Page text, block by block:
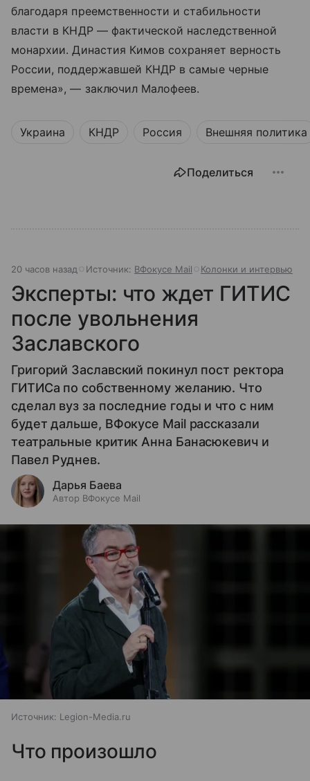
благодаря преемственности и стабильности
власти в КНДР — фактической наследственной
монархии. Династия Кимов сохраняет верность
России, поддержавшей КНДР в самые черные
времена», — заключил Малофеев.
Украина КНДР Россия Внешняя политика
Поделиться
20 часов назад Источник: ВФокусе Mail Колонки и интервью
Эксперты: что ждет ГИТИС
после увольнения
Заславского
Григорий Заславский покинул пост ректора
ГИТИСа по собственному желанию. Что
сделал вуз за последние годы и что с ним
будет дальше, ВФокусе Mail рассказали
театральные критик Анна Банасюкевич и
Павел Руднев.
Дарья Баева
Автор ВФокусе Mail
Источник: Legion-Media.ru
Что произошло